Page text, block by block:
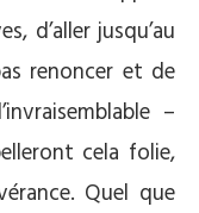
d’aller jusqu’au
renoncer et de
–
cela folie,
Quel que